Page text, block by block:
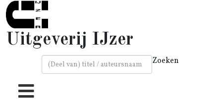
Uitgeverij IJzer
Zoeken